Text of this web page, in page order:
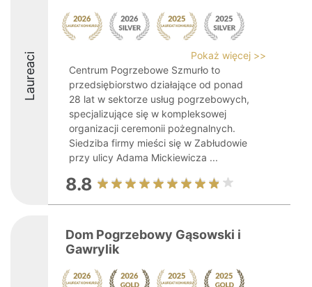
Laureaci
Pokaż więcej >>
Centrum Pogrzebowe Szmurło to
przedsiębiorstwo działające od ponad
28 lat w sektorze usług pogrzebowych,
specjalizujące się w kompleksowej
organizacji ceremonii pożegnalnych.
Siedziba firmy mieści się w Zabłudowie
przy ulicy Adama Mickiewicza ...
8.8
Dom Pogrzebowy Gąsowski i
Gawrylik